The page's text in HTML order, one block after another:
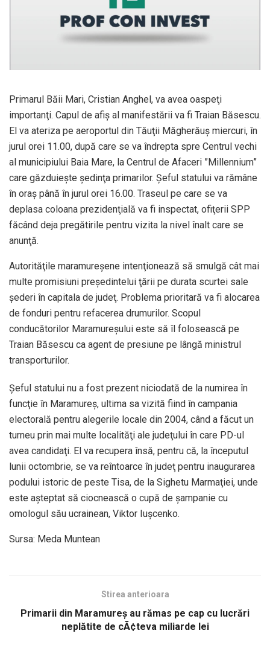
Primarul Băii Mari, Cristian Anghel, va avea oaspeţi
importanţi. Capul de afiş al manifestării va fi Traian Băsescu.
El va ateriza pe aeroportul din Tăuţii Măgherăuş miercuri, în
jurul orei 11.00, după care se va îndrepta spre Centrul vechi
al municipiului Baia Mare, la Centrul de Afaceri ”Millennium”
care găzduieşte şedinţa primarilor. Şeful statului va rămâne
în oraş până în jurul orei 16.00. Traseul pe care se va
deplasa coloana prezidenţială va fi inspectat, ofiţerii SPP
făcând deja pregătirile pentru vizita la nivel înalt care se
anunţă.
Autorităţile maramureşene intenţionează să smulgă cât mai
multe promisiuni preşedintelui ţării pe durata scurtei sale
şederi în capitala de judeţ. Problema prioritară va fi alocarea
de fonduri pentru refacerea drumurilor. Scopul
conducătorilor Maramureşului este să îl folosească pe
Traian Băsescu ca agent de presiune pe lângă ministrul
transporturilor.
Şeful statului nu a fost prezent niciodată de la numirea în
funcţie în Maramureş, ultima sa vizită fiind în campania
electorală pentru alegerile locale din 2004, când a făcut un
turneu prin mai multe localităţi ale judeţului în care PD-ul
avea candidaţi. El va recupera însă, pentru că, la începutul
lunii octombrie, se va reîntoarce în judeţ pentru inaugurarea
podului istoric de peste Tisa, de la Sighetu Marmaţiei, unde
este aşteptat să ciocnească o cupă de şampanie cu
omologul său ucrainean, Viktor Iuşcenko.
Sursa: Meda Muntean
Stirea anterioara
Primarii din Maramureş au rămas pe cap cu lucrări
neplătite de cÃ¢teva miliarde lei